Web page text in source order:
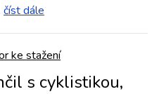
číst dále
ke stažení
s cyklistikou,